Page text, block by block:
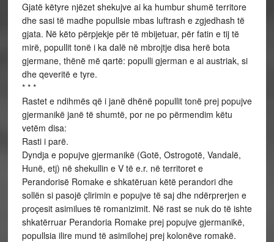
Gjatë këtyre njëzet shekujve ai ka humbur shumë territore
dhe sasi të madhe popullsie mbas luftrash e zgjedhash të
gjata. Në këto përpjekje për të mbijetuar, për fatin e tij të
mirë, popullit tonë i ka dalë në mbrojtje disa herë bota
gjermane, thënë më qartë: populli gjerman e ai austriak, si
dhe qeveritë e tyre.
* * *
Rastet e ndihmës që i janë dhënë popullit tonë prej popujve
gjermanikë janë të shumtë, por ne po përmendim këtu
vetëm disa:
Rasti i parë.
Dyndja e popujve gjermanikë (Gotë, Ostrogotë, Vandalë,
Hunë, etj) në shekullin e V të e.r. në territoret e
Perandorisë Romake e shkatëruan këtë perandori dhe
sollën si pasojë çlirimin e popujve të saj dhe ndërprerjen e
proçesit asimilues të romanizimit. Në rast se nuk do të ishte
shkatërruar Perandoria Romake prej popujve gjermanikë,
popullsia ilire mund të asimilohej prej kolonëve romakë.